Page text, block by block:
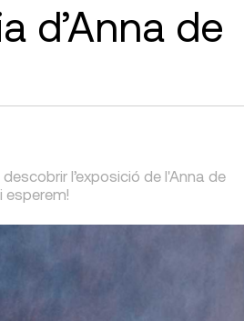
d’Anna de
l’exposició de l'Anna de
esperem!